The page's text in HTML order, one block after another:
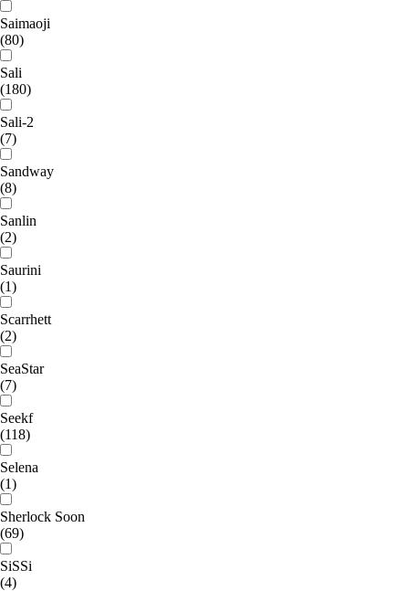
Saimaoji
(80)
Sali
(180)
Sali-2
(7)
Sandway
(8)
Sanlin
(2)
Saurini
(1)
Scarrhett
(2)
SeaStar
(7)
Seekf
(118)
Selena
(1)
Sherlock Soon
(69)
SiSSi
(4)